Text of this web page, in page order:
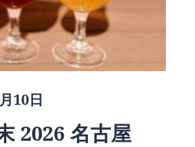
10日
2026 名古屋